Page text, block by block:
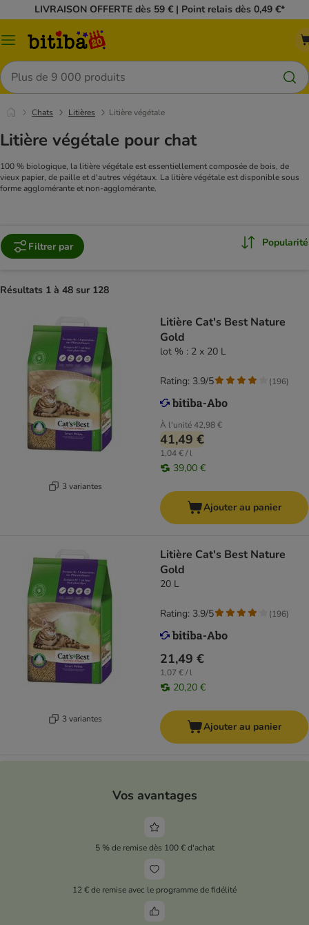
LIVRAISON OFFERTE dès 59 € | Point relais dès 0,49 €*
Menu
Rechercher
Chats Litières Litière végétale
Litière végétale pour chat
100 % biologique, la litière végétale est essentiellement composée de bois, de
vieux papier, de paille et d'autres végétaux. La litière végétale est disponible sous
forme agglomérante et non-agglomérante.
Filtrer par Popularité
Résultats 1 à 48 sur 128
3 variantes
Litière Cat's Best Nature
Gold
lot % : 2 x 20 L
À l'unité42,98 €
41,49 €
1,04 € / l
39,00 €
Rating: 3.9/5 (196)
Ajouter au panier
3 variantes
Litière Cat's Best Nature
Gold
20 L
21,49 €
1,07 € / l
20,20 €
Rating: 3.9/5 (196)
Ajouter au panier
Vos avantages
5 % de remise dès 100 € d'achat
12 € de remise avec le programme de fidélité